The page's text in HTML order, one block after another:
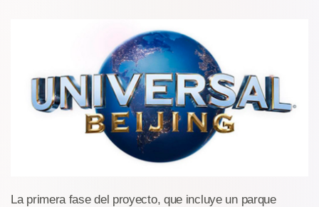
La primera fase del proyecto, que incluye un parque